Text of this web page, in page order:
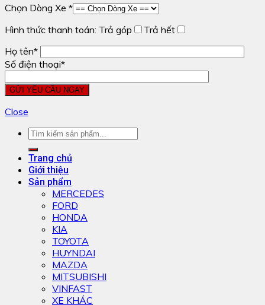
Chọn Dòng Xe *
Hình thức thanh toán: Trả góp
Trả hết
Họ tên*
Số điện thoại*
Close
Trang chủ
Giới thiệu
Sản phẩm
MERCEDES
FORD
HONDA
KIA
TOYOTA
HUYNDAI
MAZDA
MITSUBISHI
VINFAST
XE KHÁC